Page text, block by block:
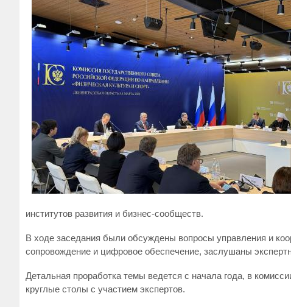
институтов развития и бизнес-сообществ.
В ходе заседания были обсуждены вопросы управления и
сопровождение и цифровое обеспечение, заслушаны
Детальная проработка темы ведется с начала года, в
круглые столы с участием экспертов.